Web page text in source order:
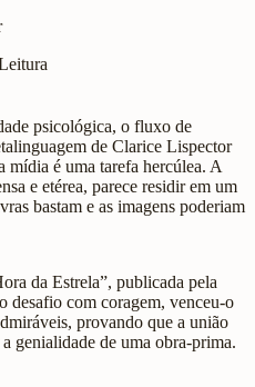
psicológica, o fluxo de
de Clarice Lispector
mídia é uma tarefa hercúlea. A
e etérea, parece residir em um
bastam e as imagens poderiam
da Estrela”, publicada pela
desafio com coragem, venceu-o
provando que a união
genialidade de uma obra-prima.